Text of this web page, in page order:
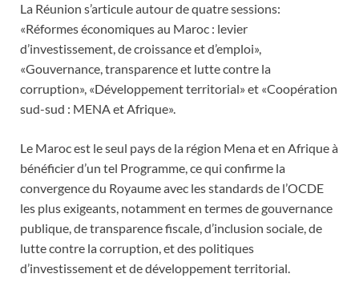
La Réunion s’articule autour de quatre sessions:
«Réformes économiques au Maroc : levier
d’investissement, de croissance et d’emploi»,
«Gouvernance, transparence et lutte contre la
corruption», «Développement territorial» et «Coopération
sud-sud : MENA et Afrique».
Le Maroc est le seul pays de la région Mena et en Afrique à
bénéficier d’un tel Programme, ce qui confirme la
convergence du Royaume avec les standards de l’OCDE
les plus exigeants, notamment en termes de gouvernance
publique, de transparence fiscale, d’inclusion sociale, de
lutte contre la corruption, et des politiques
d’investissement et de développement territorial.